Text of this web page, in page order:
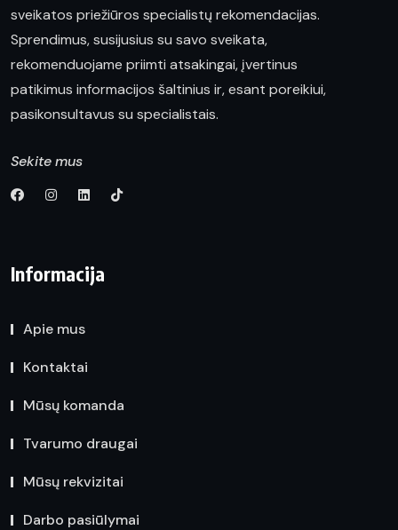
sveikatos priežiūros specialistų rekomendacijas.
Sprendimus, susijusius su savo sveikata,
rekomenduojame priimti atsakingai, įvertinus
patikimus informacijos šaltinius ir, esant poreikiui,
pasikonsultavus su specialistais.
Sekite mus
Informacija
Apie mus
Kontaktai
Mūsų komanda
Tvarumo draugai
Mūsų rekvizitai
Darbo pasiūlymai